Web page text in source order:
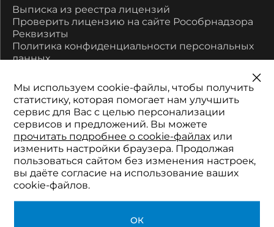
Выписка из реестра лицензий
Проверить лицензию на сайте Рособрнадзора
Реквизиты
Политика конфиденциальности персональных
данных
450077, Республика Башкортостан, город Уфа,
улица Цюрупы, дом 17
Многоканальный:
8-800-700-11-52
Телефон:
+7 (347) 201-01-90
Электронная почта:
2511152@mail.ru
© 2026 Академия профессионального
Мы используем cookie-файлы, чтобы получить
статистику, которая помогает нам улучшить
сервис для Вас с целью персонализации
сервисов и предложений. Вы можете
прочитать подробнее о cookie-файлах или
изменить настройки браузера. Продолжая
пользоваться сайтом без изменения настроек,
вы даёте согласие на использование ваших
cookie-файлов.
ОК